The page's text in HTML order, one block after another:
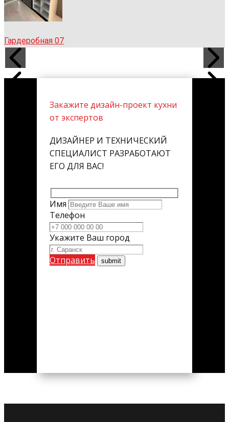
Гардеробная 07
Закажите дизайн-проект кухни
от экспертов
ДИЗАЙНЕР И ТЕХНИЧЕСКИЙ
СПЕЦИАЛИСТ РАЗРАБОТАЮТ
ЕГО ДЛЯ ВАС!
Имя
Телефон
Укажите Ваш город
Отправить